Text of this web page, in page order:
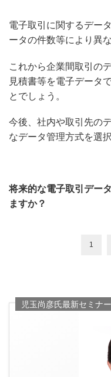
電子取引に関するデー
ータの件数等により異な
これから企業間取引の
見積書等を電子データ
とでしょう。
今後、社内や取引先の
なデータ管理方式を選
将来的な電子取引デー
ますか？
1
児玉尚彦氏最新セミナ